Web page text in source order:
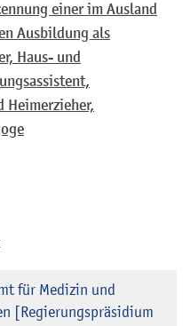
einer im Ausland
Ausbildung als
Haus- und
Heimerzieher,
für Medizin und
[Regierungspräsidium